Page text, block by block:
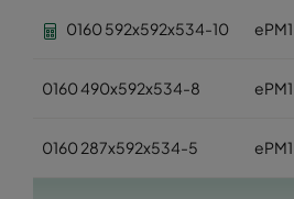
0160 592x592x534-10
0160 490x592x534-8
0160 287x592x534-5